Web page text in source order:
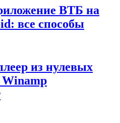
ВТБ на
все способы
из нулевых
Winamp